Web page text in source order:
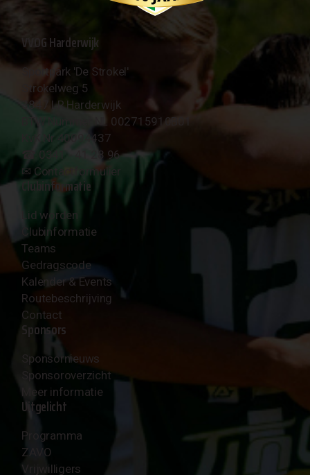
VVOG Harderwijk
Sportpark 'De Strokel'
Strokelweg 5
3847 LR Harderwijk
BTW Nummer NL 002715910B01
KvK Nr 40094437
☎︎ 0341 - 41 28 96
✉︎ Contactformulier
Clubinformatie
Lid worden
Clubinformatie
Teams
Gedragscode
Kalender & Events
Routebeschrijving
Contact
Sponsors
Sponsornieuws
Sponsoroverzicht
Meer informatie
Uitgelicht
Programma
ZAVO
Vrijwilligers